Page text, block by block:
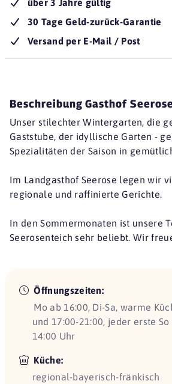
über 3 Jahre gültig
30 Tage Geld-zurück-Garantie
Versand per E-Mail / Post
Beschreibung Gasthof
Unser stilechter Wintergarten, die
Gaststube, der idyllische Garten -
Spezialitäten der Saison in
Im Landgasthof Seerose legen wir
regionale und raffinierte Gerichte.
In den Sommermonaten ist unsere
Seerosenteich sehr beliebt. Wir
Öffnungszeiten:
Mo ab 16:00, Di-Sa, warme
und 17:00-21:00, jeder erste
14:00 Uhr
Küche:
regional-bayerisch-fränkisch